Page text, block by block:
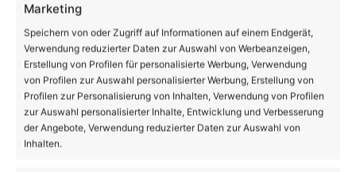
Marketing
Speichern von oder Zugriff auf Informationen auf einem Endgerät,
Verwendung reduzierter Daten zur Auswahl von Werbeanzeigen,
Erstellung von Profilen für personalisierte Werbung, Verwendung
von Profilen zur Auswahl personalisierter Werbung, Erstellung von
Profilen zur Personalisierung von Inhalten, Verwendung von Profilen
zur Auswahl personalisierter Inhalte, Entwicklung und Verbesserung
der Angebote, Verwendung reduzierter Daten zur Auswahl von
Inhalten.
Bernau
Klarer Himmel
31
33º - 20º
38%
4.06 km/h